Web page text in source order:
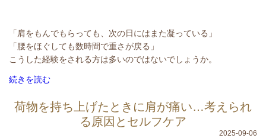
「肩をもんでもらっても、次の日にはまた凝っている」
「腰をほぐしても数時間で重さが戻る」
こうした経験をされる方は多いのではないでしょうか。
続きを読む
荷物を持ち上げたときに肩が痛い…考えられ
る原因とセルフケア
2025-09-06